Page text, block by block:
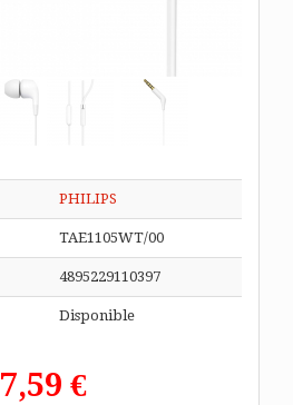
PHILIPS
TAE1105WT/00
4895229110397
Disponible
7,59 €